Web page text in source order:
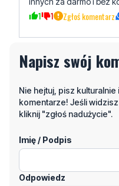
1 1 Zgłoś komentarz
Napisz swój
Nie hejtuj, pisz
komentarze! Jeśli
kliknij "zgłoś nadużycie".
Imię / Podpis
Odpowiedz